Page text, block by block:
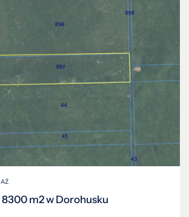
8300 m2 w Dorohusku